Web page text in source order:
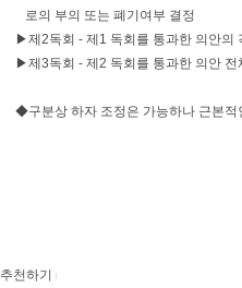
로의 부의 또는 폐기여부 결정
▶제2독회 - 제1 독회를 통과한 의안의
▶제3독회 - 제2 독회를 통과한 의안
◆구분상 하자 조정은 가능하나 근본적
추천하기